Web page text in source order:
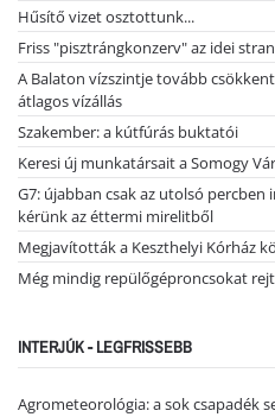
Hűsítő vizet osztottunk...
Friss "pisztrángkonzerv" az idei
A Balaton vízszintje tovább
átlagos vízállás
Szakember: a kútfúrás buktatói
Keresi új munkatársait a Somogy
G7: újabban csak az utolsó percben
kérünk az éttermi mirelitből
Megjavították a Keszthelyi Kórház
Még mindig repülőgéproncsokat
INTERJÚK - LEGFRISSEBB
Agrometeorológia: a sok csapadék